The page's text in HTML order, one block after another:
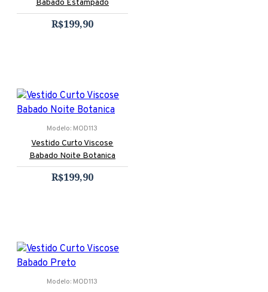
Babado Estampado
R$199,90
Modelo: MOD113
Vestido Curto Viscose
Babado Noite Botanica
R$199,90
Modelo: MOD113